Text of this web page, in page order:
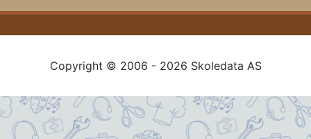
Copyright © 2006 - 2026 Skoledata AS